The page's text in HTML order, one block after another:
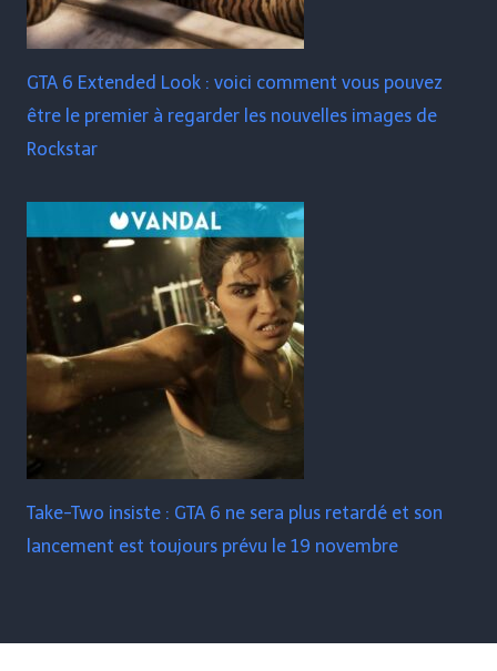
GTA 6 Extended Look : voici comment vous pouvez
être le premier à regarder les nouvelles images de
Rockstar
Take-Two insiste : GTA 6 ne sera plus retardé et son
lancement est toujours prévu le 19 novembre